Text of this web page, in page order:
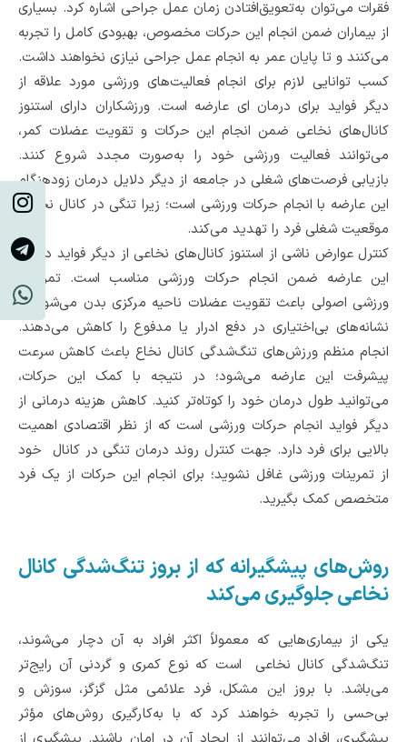
فقرات می‌توان به‌تعویق‌افتادن زمان عمل جراحی اشاره کرد. بسیاری
از بیماران ضمن انجام این حرکات مخصوص، بهبودی کامل را تجربه
می‌کنند و تا پایان عمر به انجام عمل جراحی نیازی نخواهند داشت.
کسب توانایی لازم برای انجام فعالیت‌های ورزشی مورد علاقه از
دیگر فواید برای درمان ای عارضه است. ورزشکاران دارای استنوز
کانال‌های نخاعی ضمن انجام این حرکات و تقویت عضلات کمر،
می‌توانند فعالیت ورزشی خود را به‌صورت مجدد شروع کنند.
بازیابی فرصت‌های شغلی در جامعه‌ از دیگر دلایل درمان زودهنگام
این عارضه با انجام حرکات ورزشی است‌‌؛ زیرا تنگی در کانال نخاعی
موقعیت شغلی فرد را تهدید می‌کند‌.
کنترل عوارض ناشی از استنوز کانال‌های نخاعی از دیگر فواید درمان
این عارضه ضمن انجام حرکات ورزشی مناسب است. تمرینات
ورزشی اصولی باعث تقویت عضلات ناحیه مرکزی بدن می‌شوند و
نشانه‌های بی‌اختیاری‌ در دفع ادرار یا مدفوع را کاهش می‌دهند.
انجام منظم ورزش‌های تنگ‌شدگی کانال نخاع باعث کاهش سرعت
پیشرفت این عارضه می‌شود؛ در نتیجه با کمک این حرکات،
می‌توانید طول درمان خود را کوتاه‌تر کنید‌. کاهش هزینه‌ درمانی از
دیگر فواید انجام حرکات ورزشی است که از نظر اقتصادی اهمیت
بالایی برای فرد دارد. جهت کنترل روند درمان تنگی در کانال ‌ خود
از تمرینات ورزشی غافل نشوید؛ برای انجام این حرکات از یک فرد
متخصص‌ کمک بگیرید.
روش‌های پیشگیرانه که از بروز تنگ‌شدگی کانال
نخاعی جلوگیری می‌کند
یکی از بیماری‌هایی که معمولاً اکثر افراد به آن دچار می‌شوند،
تنگ‌شدگی کانال نخاعی است که نوع کمری و گردنی آن رایج‌تر
می‌باشد. با بروز این مشکل، فرد علائمی مثل گزگز، سوزش و
بی‌حسی را تجربه خواهند کرد که با به‌کارگیری روش‌های مؤثر